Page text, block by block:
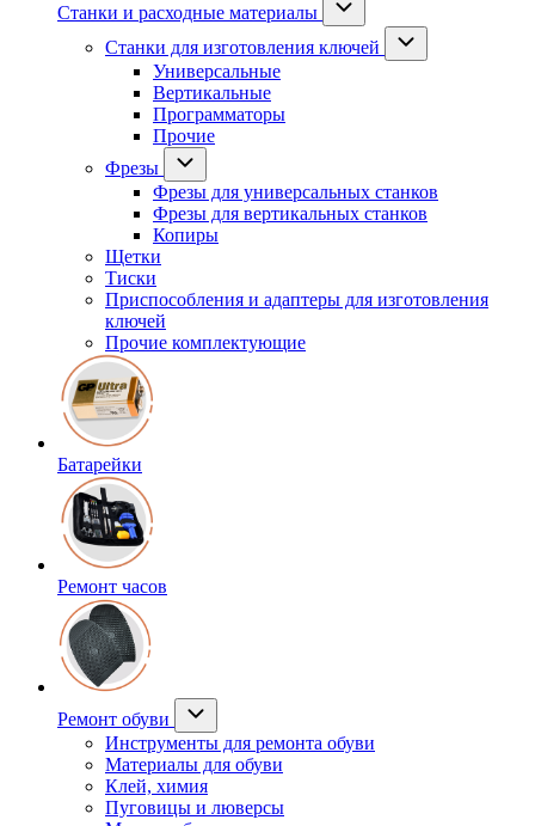
Станки и расходные материалы
Станки для изготовления ключей
Универсальные
Вертикальные
Программаторы
Прочие
Фрезы
Фрезы для универсальных станков
Фрезы для вертикальных станков
Копиры
Щетки
Тиски
Приспособления и адаптеры для изготовления
ключей
Прочие комплектующие
Батарейки
Ремонт часов
Ремонт обуви
Инструменты для ремонта обуви
Материалы для обуви
Клей, химия
Пуговицы и люверсы